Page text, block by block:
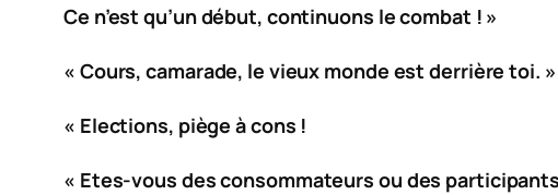
Ce n’est qu’un début, continuons le combat ! »
« Cours, camarade, le vieux monde est derrière toi. »
« Elections, piège à cons !
« Etes-vous des consommateurs ou des